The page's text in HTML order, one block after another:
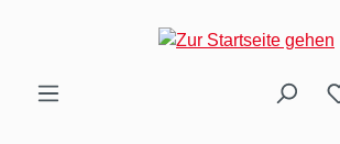
Zum Hauptinhalt springen